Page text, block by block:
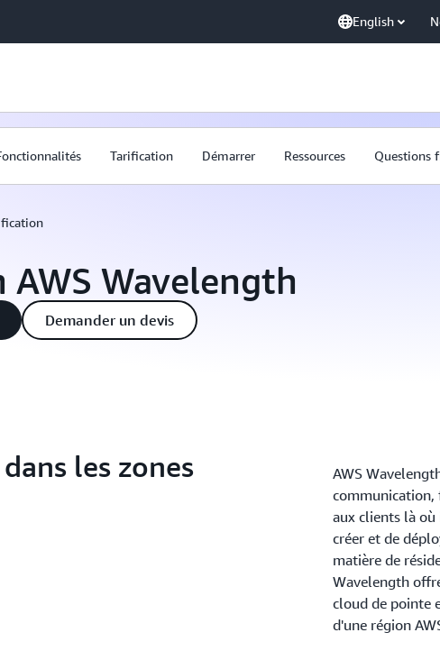
English
Tarification Démarrer Ressources Questions
Wavelength
Demander un devis
les zones
AWS
communication,
aux clients là où
créer et de
matière de
Wavelength
cloud de pointe
d'une région